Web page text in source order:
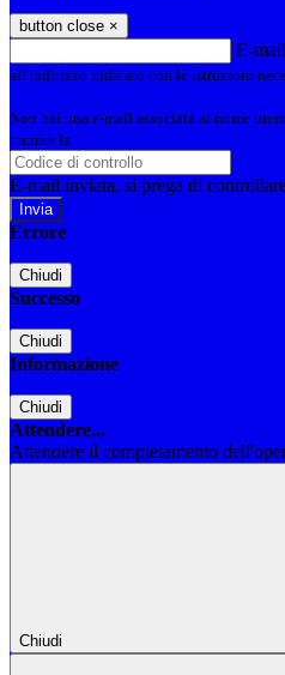
button close ×
E-mail
all'indirizzo indicato con le istruzioni
Non hai una e-mail associata al nome
tramite la
E-mail inviata, si prega di
Errore
Chiudi
Successo
Chiudi
Informazione
Chiudi
Attendere...
Attendere il completamento
Chiudi